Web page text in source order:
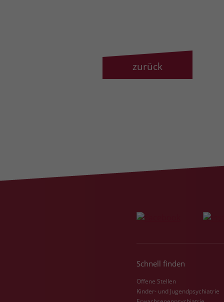
zurück
Schnell finden
Offene Stellen
Kinder- und Jugendpsychiatrie